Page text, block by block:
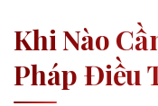
Khi Nào
Pháp Điều